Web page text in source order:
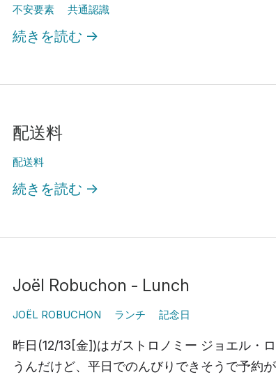
不安要素 共通認識
続きを読む →
配送料
配送料
続きを読む →
Joël Robuchon - Lunch
JOËL ROBUCHON ランチ 記念日
昨日(12/13[金])はガストロノミー ジョエル・
うんだけど、平日でのんびりできそうで予約